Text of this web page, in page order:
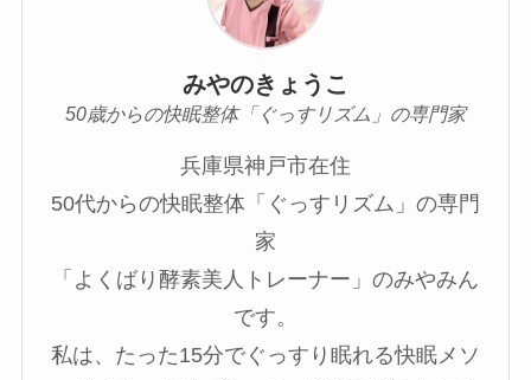
みやのきょうこ
50歳からの快眠整体「ぐっすリズム」の専門家
兵庫県神戸市在住
50代からの快眠整体「ぐっすリズム」の専門
家
「よくばり酵素美人トレーナー」のみやみん
です。
私は、たった15分でぐっすり眠れる快眠メソ